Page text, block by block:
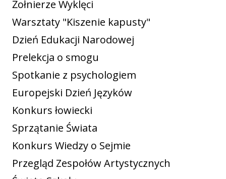
Żołnierze Wyklęci
Warsztaty "Kiszenie kapusty"
Dzień Edukacji Narodowej
Prelekcja o smogu
Spotkanie z psychologiem
Europejski Dzień Języków
Konkurs łowiecki
Sprzątanie Świata
Konkurs Wiedzy o Sejmie
Przegląd Zespołów Artystycznych